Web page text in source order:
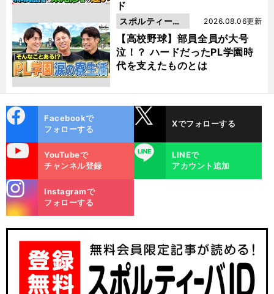
ド
【高校野球】部員全員が大号
泣！？ ハードだったPL学園時
代を支えたものとは
2026.08.06更新
スポルティーバ
動画
ok
Facebookで
フォローする
Xでフォローする
YouTubeで
チャンネル登録
LINE
LINEで
アカウント追加
m
Instagramで
フォローする